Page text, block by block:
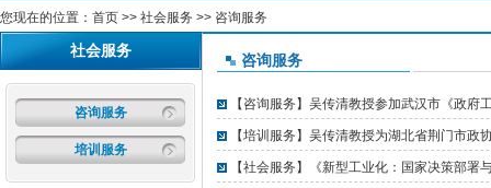
您现在的位置： 首页 >> 社会服务 >> 咨询服务
社会服务
咨询服务
培训服务
咨询服务
【咨询服务】吴传清教授参加武汉市《政府
【培训服务】吴传清教授为湖北省荆门市政
【社会服务】《新型工业化：国家决策部署